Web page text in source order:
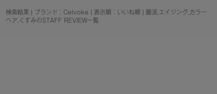
検索結果 | ブランド：Celvoke | 表示順：いいね順 | 腸活,エイジング,カラー
ヘア,くすみのSTAFF REVIEW一覧